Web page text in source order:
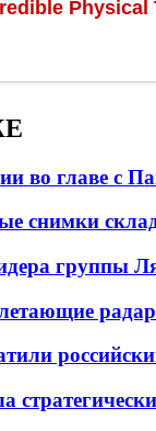
во главе с
снимки
группы